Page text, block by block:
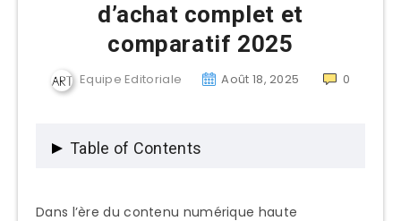
d’achat complet et
comparatif 2025
Equipe Editoriale Août 18, 2025 0
Table of Contents
Pourquoi opter pour un disque dur
Dans l’ère du contenu numérique haute